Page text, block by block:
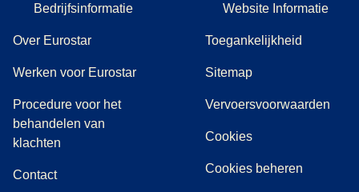
Bedrijfsinformatie
Over Eurostar
Werken voor Eurostar
Procedure voor het
behandelen van
klachten
Contact
Website Informatie
Toegankelijkheid
Sitemap
Vervoersvoorwaarden
Cookies
Cookies beheren